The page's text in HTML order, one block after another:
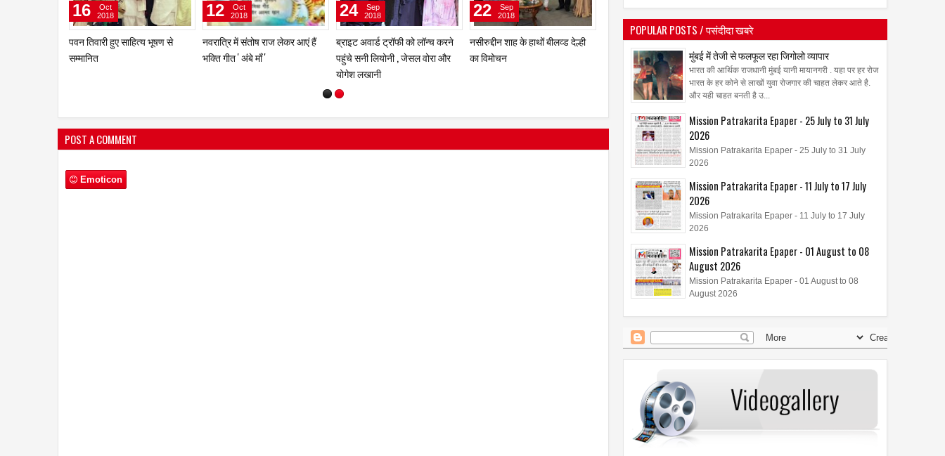
प्रजापिता ब्रह्माकुमारी के सड़क सुरक्षा
सप्ताह वाकेथोन में भारत माता एवं
21
May
2023
टैसल फैशन और लाइफस्टाइल
अवार्ड्स के 12वें एडिशन में दिखा
03
Jun
2019
पवन तिवारी हुए साहित्य भूषण से
सम्मानित
16
Oct
2018
नवरात्रि में संतोष राज लेकर आएं हैं
भक्ति गीत ' अंबे माँ '
12
Oct
2018
ब्राइट अवार्ड ट्रॉफी को लॉन्च करने
पहुंचे सनी लियोनी , जेसल वोरा और
योगेश लखानी
24
Sep
नसीरुद्दीन शाह के हाथों बीलव्ड देल्ही
का विमोचन
22
Sep
POST A COMMENT
Emoticon
POPULAR POSTS / पसंदीदा खबरे
मुंबई में तेजी से फलफूल रहा जिगोलो व्यापार
भारत की आर्थिक राजधानी मुंबई यानी मायानगरी . यहा पर हर रोज
भारत के हर कोने से लाखों युवा रोजगार की चाहत लेकर आते है.
और यही चाहत बनती है उ...
Mission Patrakarita Epaper - 25 July to 31 July
2026
Mission Patrakarita Epaper - 25 July to 31 July
2026
Mission Patrakarita Epaper - 11 July to 17 July
2026
Mission Patrakarita Epaper - 11 July to 17 July
2026
Mission Patrakarita Epaper - 01 August to 08
August 2026
Mission Patrakarita Epaper - 01 August to 08
August 2026